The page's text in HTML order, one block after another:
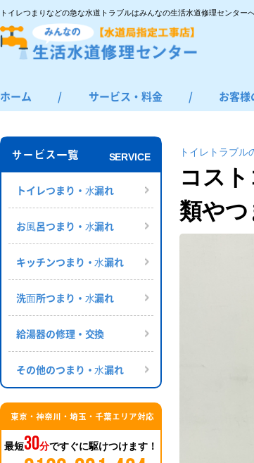
トイレつまりなどの急な水道トラブルはみんなの生活水道修理センターへ
ホーム / サービス・料金
トイレつまり・水漏れ
お風呂つまり・水漏れ
キッチンつまり・水漏れ
洗面所つまり・水漏れ
給湯器の修理・交換
その他のつまり・水漏れ
/ お客様
サービス一覧 SERVICE
トイレつまり・⽔漏れ
お⾵呂つまり・⽔漏れ
キッチンつまり・⽔漏れ
洗⾯所つまり・⽔漏れ
給湯器の修理・交換
その他のつまり・⽔漏れ
東京・神奈川・埼玉・千葉エリア対応
最短30分ですぐに駆けつけます！
トイレトラブル
コス
類や